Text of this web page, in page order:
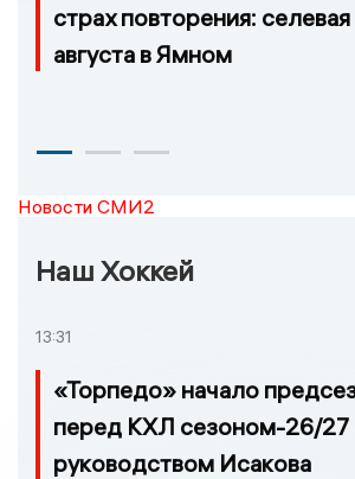
страх повторения:
августа в Ямном
Новости СМИ2
Наш Хоккей
13:31
«Торпедо» начало
перед КХЛ сезоном-26/27
руководством Исакова